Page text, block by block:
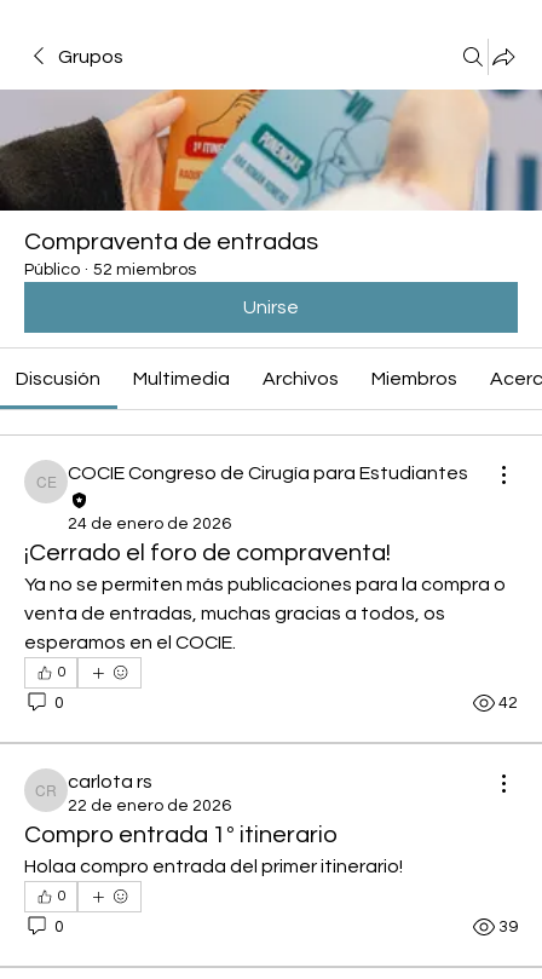
Grupos
Compraventa de entradas
Público · 52 miembros
Unirse
Discusión Multimedia Archivos Miembros
COCIE Congreso de Cirugía para Estudiantes
COCIE Congreso de Cirugía para Estudiantes
24 de enero de 2026
¡Cerrado el foro de compraventa!
Ya no se permiten más publicaciones para la compra o
venta de entradas, muchas gracias a todos, os
esperamos en el COCIE.
0
0 42
carlota rs
carlota rs
22 de enero de 2026
Compro entrada 1º itinerario
Holaa compro entrada del primer itinerario!
0
0 39